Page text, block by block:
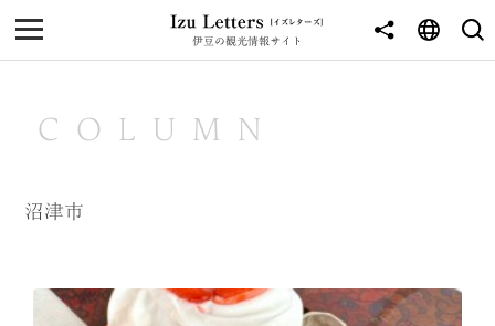
伊豆の観光情報サイト
MENU
NEWS
JOURNEY
西伊豆
COLUMN
沼津市